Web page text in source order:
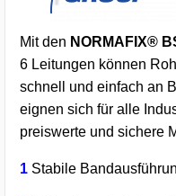
Mit den NORMAFIX®
6 Leitungen können
schnell und einfach an
eignen sich für alle
preiswerte und sichere
1 Stabile